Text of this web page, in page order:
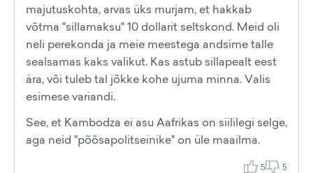
majutuskohta, arvas üks murjam, et hakkab
võtma "sillamaksu" 10 dollarit seltskond. Meid oli
neli perekonda ja meie meestega andsime talle
sealsamas kaks valikut. Kas astub sillapealt eest
ära, või tuleb tal jõkke kohe ujuma minna. Valis
esimese variandi.
See, et Kambodza ei asu Aafrikas on siililegi selge,
aga neid "põõsapolitseinike" on üle maailma.
5 5